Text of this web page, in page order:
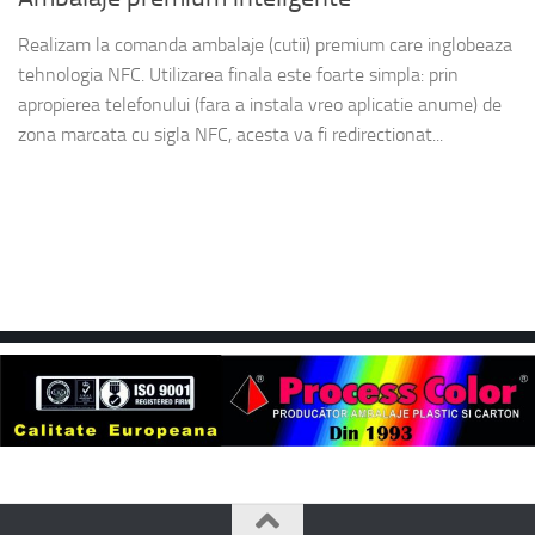
Realizam la comanda ambalaje (cutii) premium care inglobeaza
tehnologia NFC. Utilizarea finala este foarte simpla: prin
apropierea telefonului (fara a instala vreo aplicatie anume) de
zona marcata cu sigla NFC, acesta va fi redirectionat...